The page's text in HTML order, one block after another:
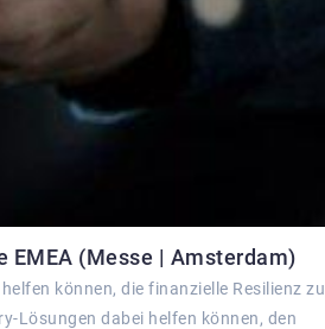
EMEA (Messe | Amsterdam)
können, die finanzielle Resilienz zu
Lösungen dabei helfen können, den